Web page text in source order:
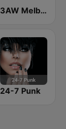
3AW Melbourne
24-7 Punk